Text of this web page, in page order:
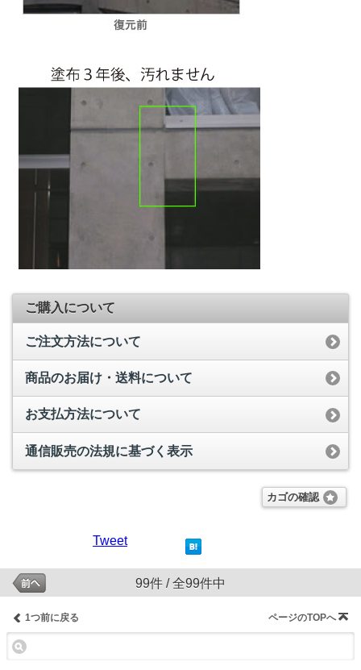
ご購入について
ご注文方法について
商品のお届け・送料について
お支払方法について
通信販売の法規に基づく表示
カゴの確認
Tweet
99件 / 全99件中
1つ前に戻る ページのTOPへ